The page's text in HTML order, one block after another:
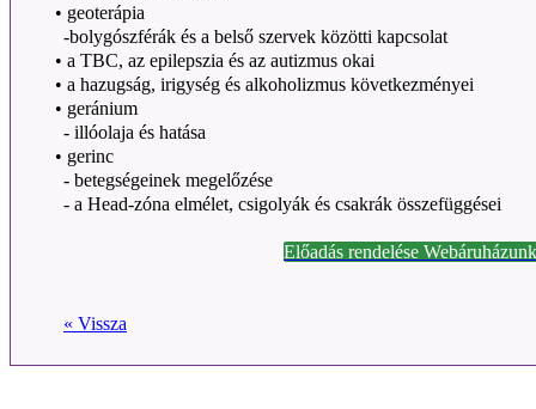
• geoterápia
-bolygószférák és a belső szervek közötti kapcsolat
• a TBC, az epilepszia és az autizmus okai
• a hazugság, irigység és alkoholizmus következményei
• geránium
- illóolaja és hatása
• gerinc
- betegségeinek megelőzése
- a Head-zóna elmélet, csigolyák és csakrák összefüggései
Előadás rendelése
« Vissza